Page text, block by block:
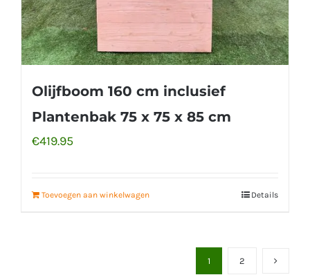
Olijfboom 160 cm inclusief
Plantenbak 75 x 75 x 85 cm
€419.95
Toevoegen aan winkelwagen Details
1 2